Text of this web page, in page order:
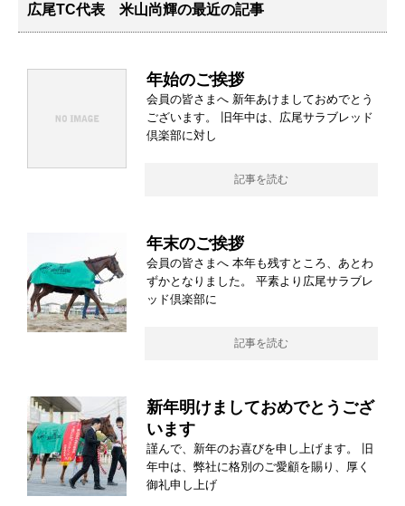
広尾TC代表 米山尚輝の最近の記事
年始のご挨拶
会員の皆さまへ 新年あけましておめでとう
ございます。 旧年中は、広尾サラブレッド
倶楽部に対し
記事を読む
年末のご挨拶
会員の皆さまへ 本年も残すところ、あとわ
ずかとなりました。 平素より広尾サラブレ
ッド倶楽部に
記事を読む
新年明けましておめでとうござ
います
謹んで、新年のお喜びを申し上げます。 旧
年中は、弊社に格別のご愛顧を賜り、厚く
御礼申し上げ